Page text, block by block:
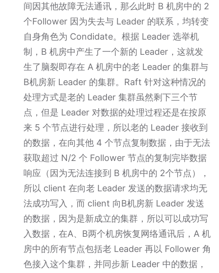
间因其他故障无法通讯，那么此时 B 机房中的 2
个Follower 因为失去与 Leader 的联系，均转变
自身角色为 Condidate。根据 Leader 选举机
制，B 机房中产生了一个新的 Leader，这就发
生了脑裂即存在 A 机房中的老 Leader 的集群与
B机房新 Leader 的集群。Raft 针对这种情况的
处理方式是老的 Leader 集群虽然剩下三个节
点，但是 Leader 对数据的处理过程还是在按原
来 5 个节点进行处理，所以老的 Leader 接收到
的数据，在向其他 4 个节点复制数据，由于无法
获取超过 N/2 个 Follower 节点的复制完毕数据
响应（因为无法连接到 B 机房中的 2个节点），
所以 client 在向老 Leader 发送的数据请求均无
法成功写入，而 client 向B机房新 Leader 发送
的数据，因为是新成立的集群，所以可以成功写
入数据，在A、B两个机房恢复网络通讯后，A 机
房中的所有节点包括老 Leader 再以 Follower 角
色接入这个集群，并同步新 Leader 中的数据，